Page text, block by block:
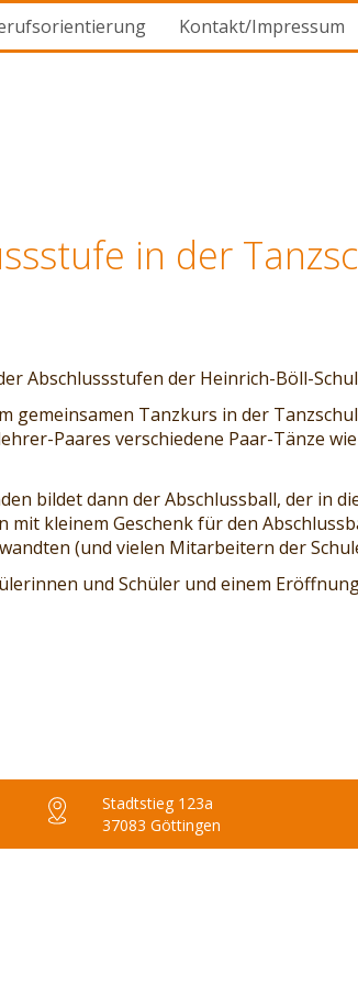
Kontakt/Impressum
in der
Abschlussstufen der Heinrich-Böll-
gemeinsamen Tanzkurs in der
Paares verschiedene Paar-Tänze
bildet dann der Abschlussball, der in
mit kleinem Geschenk für den
(und vielen Mitarbeitern der
und Schüler und einem
Stadtstieg 123a
37083 Göttingen